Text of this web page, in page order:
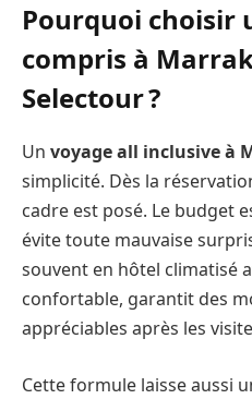
Pourquoi choisir
compris à
Selectour ?
Un voyage all inclusive à
simplicité. Dès la
cadre est posé. Le budget
évite toute mauvaise
souvent en hôtel climatisé
confortable, garantit des
appréciables après les
Cette formule laisse aussi